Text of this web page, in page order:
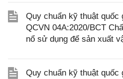
Quy chuẩn kỹ thuật quốc
QCVN 04A:2020/BCT
nổ sử dụng để sản xuất
Quy chuẩn kỹ thuật quốc